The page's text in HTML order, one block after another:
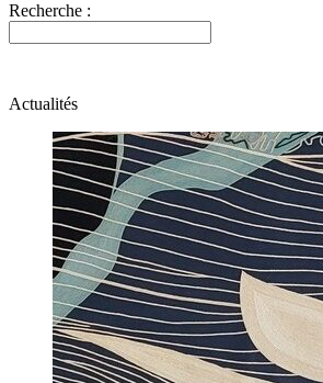
Recherche :
Actualités